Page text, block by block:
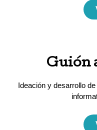
Guión
Ideación y desarrollo